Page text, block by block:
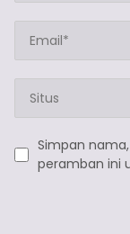
Simpan
peramban ini